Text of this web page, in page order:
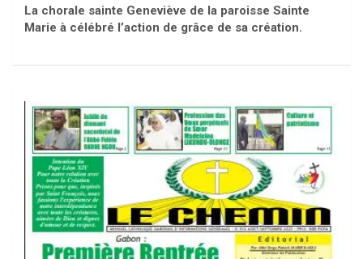
La chorale sainte Geneviève de la paroisse Sainte
Marie à célébré l’action de grâce de sa création.